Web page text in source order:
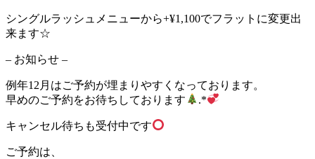
シングルラッシュメニューから+¥1,100でフラットに変更出
来ます☆
– お知らせ –
例年12月はご予約が埋まりやすくなっております。
早めのご予約をお待ちしております
.*
キャンセル待ちも受付中です
ご予約は、